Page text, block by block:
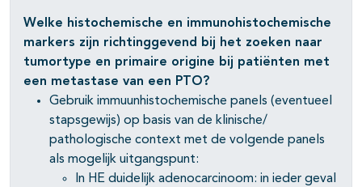
Welke histochemische en immunohistochemische
markers zijn richtinggevend bij het zoeken naar
tumortype en primaire origine bij patiënten met
een metastase van een PTO?
Gebruik immuunhistochemische panels (eventueel
stapsgewijs) op basis van de klinische/
pathologische context met de volgende panels
als mogelijk uitgangspunt:
In HE duidelijk adenocarcinoom: in ieder geval